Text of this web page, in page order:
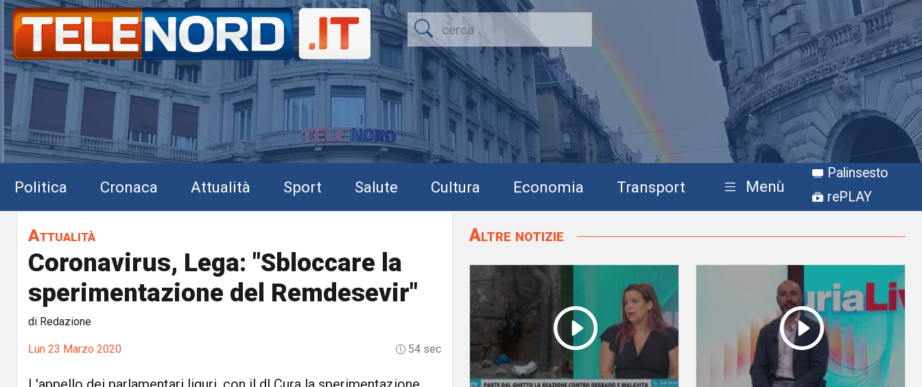
Politica Cronaca Attualità Sport Salute Cultura Economia Transport Menù
Palinsesto
rePLAY
Attualità
Coronavirus, Lega: "Sbloccare la
sperimentazione del Remdesevir"
di Redazione
Lun 23 Marzo 2020 54 sec
Altre notizie